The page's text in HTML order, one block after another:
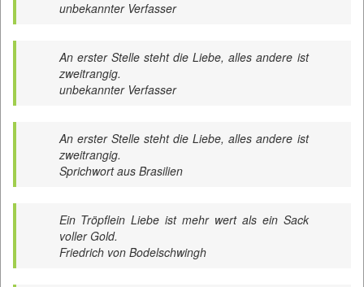
unbekannter Verfasser
An erster Stelle steht die Liebe, alles andere ist
zweitrangig.
unbekannter Verfasser
An erster Stelle steht die Liebe, alles andere ist
zweitrangig.
Sprichwort aus Brasilien
Ein Tröpflein Liebe ist mehr wert als ein Sack
voller Gold.
Friedrich von Bodelschwingh